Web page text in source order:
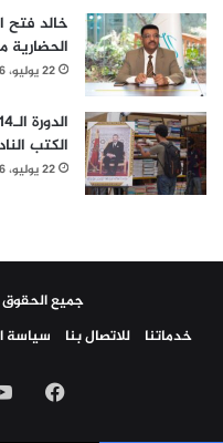
خالد فتح
الحضارية
22 يوليو، 2026
الكتب
22 يوليو، 2026
جميع الحقوق
خدماتنا
للاتصال بنا سياسة